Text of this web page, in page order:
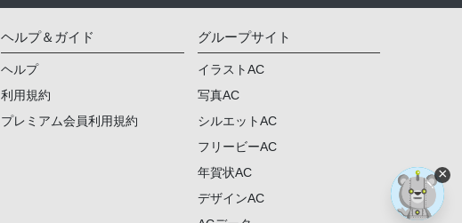
ヘルプ＆ガイド
ヘルプ
利用規約
プレミアム会員利用規約
グループサイト
イラストAC
写真AC
シルエットAC
フリービーAC
年賀状AC
デザインAC
×